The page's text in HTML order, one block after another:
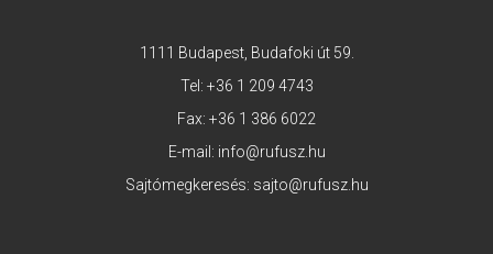
1111 Budapest, Budafoki út 59.
Tel: +36 1 209 4743
Fax: +36 1 386 6022
E-mail: info@rufusz.hu
Sajtómegkeresés: sajto@rufusz.hu